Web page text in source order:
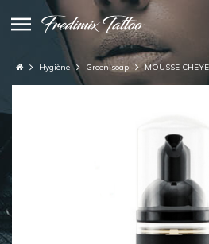
Hygiène Green soap MOUSSE